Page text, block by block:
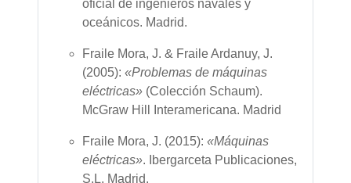
oficial de ingenieros navales y
oceánicos. Madrid.
Fraile Mora, J. & Fraile Ardanuy, J.
(2005): «Problemas de máquinas
eléctricas» (Colección Schaum).
McGraw Hill Interamericana. Madrid
Fraile Mora, J. (2015): «Máquinas
eléctricas». Ibergarceta Publicaciones,
S.L. Madrid.